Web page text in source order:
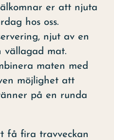
er att njuta
hos oss.
njut av en
vällagad mat.
maten med
möjlighet att
på en runda
få fira travveckan